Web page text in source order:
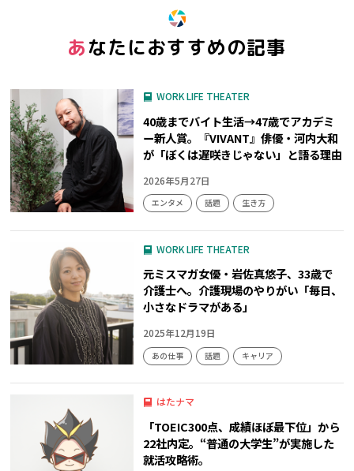
あなたにおすすめの記事
WORK LIFE THEATER
40歳までバイト生活→47歳でアカデミ
ー新人賞。『VIVANT』俳優・河内大和
が「ぼくは遅咲きじゃない」と語る理由
2026年5月27日
エンタメ 話題 生き方
WORK LIFE THEATER
元ミスマガ女優・岩佐真悠子、33歳で
介護士へ。介護現場のやりがい「毎日、
小さなドラマがある」
2025年12月19日
あの仕事 話題 キャリア
はたナマ
「TOEIC300点、成績ほぼ最下位」から
22社内定。“普通の大学生”が実施した
就活攻略術。